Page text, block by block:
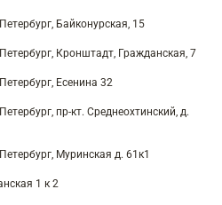
Байконурская, 15
Кронштадт, Гражданская, 7
Есенина 32
пр-кт. Среднеохтинский, д.
Муринская д. 61к1
1 к 2